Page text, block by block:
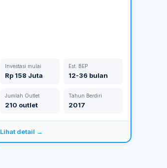
Investasi mulai
Rp 158 Juta
Est. BEP
12-36 bulan
Jumlah Outlet
210 outlet
Tahun Berdiri
2017
Lihat detail →